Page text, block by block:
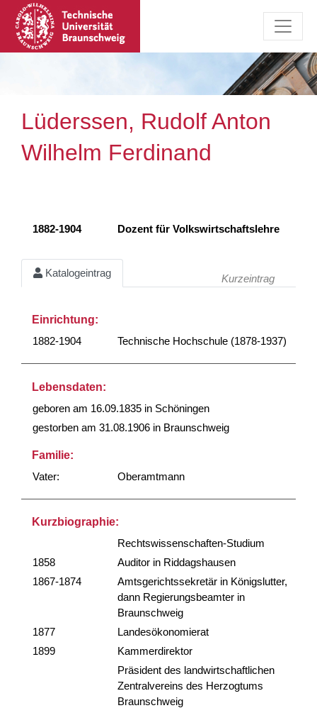
Lüderssen, Rudolf Anton
Wilhelm Ferdinand
1882-1904 Dozent für Volkswirtschaftslehre
Katalogeintrag Kurzeintrag
Einrichtung:
1882-1904
Technische Hochschule (1878-1937)
Lebensdaten:
geboren am 16.09.1835 in Schöningen
gestorben am 31.08.1906 in Braunschweig
Familie:
Vater:
Oberamtmann
Kurzbiographie:
Rechtswissenschaften-Studium
1858
Auditor in Riddagshausen
1867-1874
Amtsgerichtssekretär in Königslutter,
dann Regierungsbeamter in
Braunschweig
1877
Landesökonomierat
1899
Kammerdirektor
Präsident des landwirtschaftlichen
Zentralvereins des Herzogtums
Braunschweig